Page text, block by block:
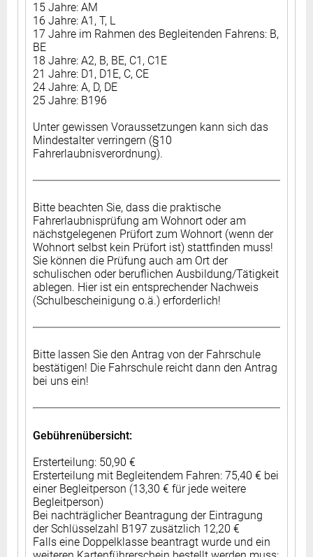
15 Jahre: AM
16 Jahre: A1, T, L
17 Jahre im Rahmen des Begleitenden Fahrens: B,
BE
18 Jahre: A2, B, BE, C1, C1E
21 Jahre: D1, D1E, C, CE
24 Jahre: A, D, DE
25 Jahre: B196
Unter gewissen Voraussetzungen kann sich das
Mindestalter verringern (§10
Fahrerlaubnisverordnung).
Bitte beachten Sie, dass die praktische
Fahrerlaubnisprüfung am Wohnort oder am
nächstgelegenen Prüfort zum Wohnort (wenn der
Wohnort selbst kein Prüfort ist) stattfinden muss!
Sie können die Prüfung auch am Ort der
schulischen oder beruflichen Ausbildung/Tätigkeit
ablegen. Hier ist ein entsprechender Nachweis
(Schulbescheinigung o.ä.) erforderlich!
Bitte lassen Sie den Antrag von der Fahrschule
bestätigen! Die Fahrschule reicht dann den Antrag
bei uns ein!
Gebührenübersicht:
Ersterteilung: 50,90 €
Ersterteilung mit Begleitendem Fahren: 75,40 € bei
einer Begleitperson (13,30 € für jede weitere
Begleitperson)
Bei nachträglicher Beantragung der Eintragung
der Schlüsselzahl B197 zusätzlich 12,20 €
Falls eine Doppelklasse beantragt wurde und ein